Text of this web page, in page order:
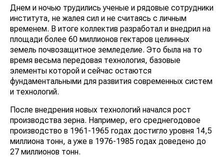
Днем и ночью трудились ученые и рядовые сотрудники
института, не жалея сил и не считаясь с личным
временем. В итоге коллектив разработал и внедрил на
площади более 60 миллионов гектаров целинных
земель почвозащитное земледелие. Это была на то
время весьма передовая технология, базовые
элементы которой и сейчас остаются
фундаментальными для развития современных систем
и технологий.
После внедрения новых технологий начался рост
производства зерна. Например, его среднегодовое
производство в 1961-1965 годах достигло уровня 14,5
миллиона тонн, а уже в 1976-1985 годах доведено до
27 миллионов тонн.